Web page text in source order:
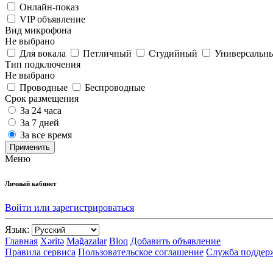
Онлайн-показ
VIP объявление
Вид микрофона
Не выбрано
Для вокала
Петличный Студийный
Тип подключения
Не выбрано
Проводные
Беспроводные
Срок размещения
За 24 часа
За 7 дней
За все время
Применить
Меню
Личный кабинет
Войти или зарегистрироваться
Язык:
Главная Xəritə Mağazalar Bloq Добавить объявление
Правила сервиса Пользовательское соглашение Служба